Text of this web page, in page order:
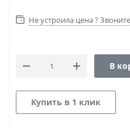
Не устроила цена ?
В
Купить в 1 клик